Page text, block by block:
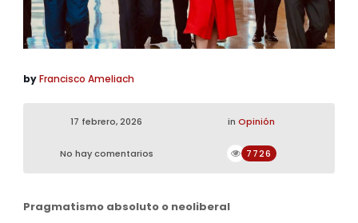
byFrancisco Ameliach
17 febrero, 2026 in Opinión
No hay comentarios 7726
Pragmatismo absoluto o neoliberal